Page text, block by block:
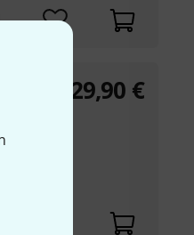
29,90 €